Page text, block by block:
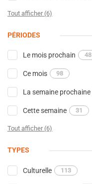
Tout afficher (6)
PÉRIODES
Le mois prochain 48
Ce mois 98
La semaine prochaine
Cette semaine 31
Tout afficher (6)
TYPES
Culturelle 113